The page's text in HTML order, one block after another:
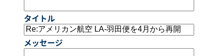
タイトル
メッセージ